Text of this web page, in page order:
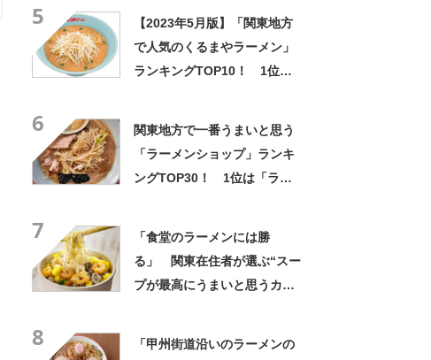
5
【2023年5月版】「関東地方
で人気のくるまやラーメン」
ランキングTOP10！ 1位は
6
関東地方で一番うまいと思う
「ラーメンショップ」ランキ
ングTOP30！ 1位は「ラー
7
「食堂のラーメンには勝
る」 関東在住者が選ぶ“スー
プが最高にうまいと思うカッ
8
「甲州街道沿いのラーメンの